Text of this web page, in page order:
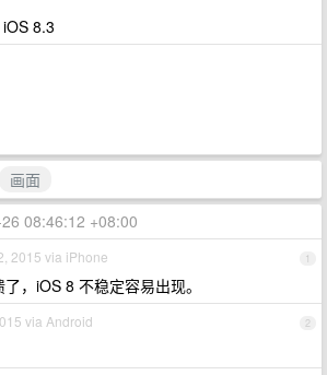
8.3
画面
08:46:12 +08:00
1
2015 via iPhone
，iOS 8 不稳定容易出现。
2
via Android